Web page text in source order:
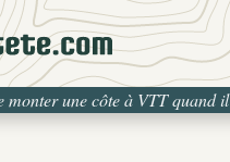
monter une côte à VTT quand
”